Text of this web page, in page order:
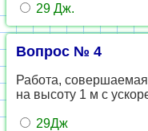
29 Дж.
Вопрос № 4
Работа,
на высоту 1 м с
29Дж